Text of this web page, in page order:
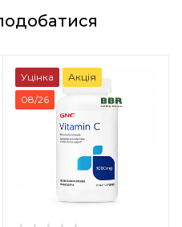
Уцінка
Акція
08/26